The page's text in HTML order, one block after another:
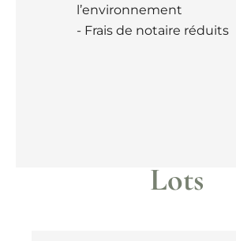
l’environnement
- Frais de notaire réduits
Lots